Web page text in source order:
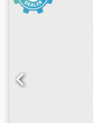
420mm/
605mm/
ejetor: 175mm.
4350mm/
operação:
não está mais
utilizada como